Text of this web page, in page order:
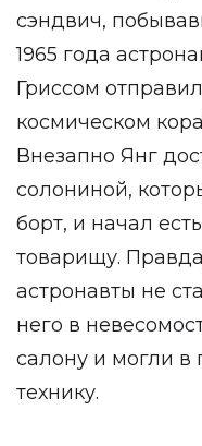
сэндвич,
1965 года
Гриссом
космическом
Внезапно Янг
солониной,
борт, и начал
товарищу.
астронавты не
него в
салону и могли в
технику.